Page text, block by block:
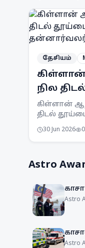
தேசியம்
கிள்ளான்
நில
SMG-இன்
கிள்ளான்
திடல்
Selangor
30 Jun 2026 0
Astro
Astro
Astro